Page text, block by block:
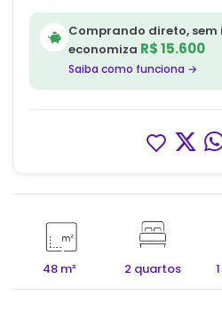
48 m² 2 quartos
Comprando direto,
economiza R$ 15.600
Saiba como funciona →